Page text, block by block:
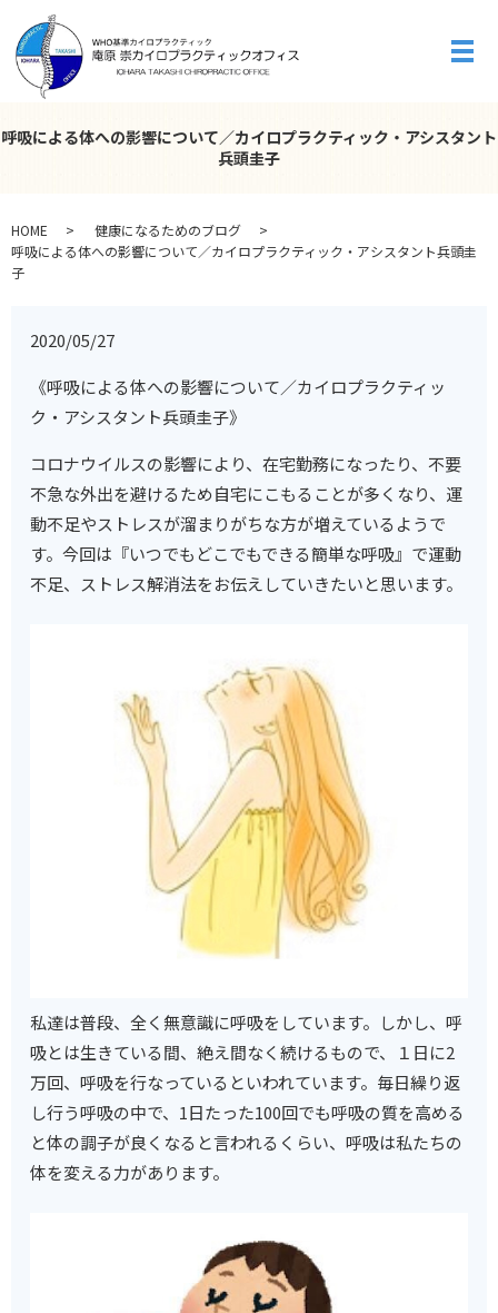
メ
呼吸による体への影響について／カイロプラクティック・アシスタント
兵頭圭子
HOME
健康になるためのブログ
呼吸による体への影響について／カイロプラクティック・アシスタント兵頭圭
子
2020/05/27
《呼吸による体への影響について／カイロプラクティッ
ク・アシスタント兵頭圭子》
コロナウイルスの影響により、在宅勤務になったり、不要
不急な外出を避けるため自宅にこもることが多くなり、運
動不足やストレスが溜まりがちな方が増えているようで
す。今回は『いつでもどこでもできる簡単な呼吸』で運動
不足、ストレス解消法をお伝えしていきたいと思います。
私達は普段、全く無意識に呼吸をしています。しかし、呼
吸とは生きている間、絶え間なく続けるもので、１日に2
万回、呼吸を行なっているといわれています。毎日繰り返
し行う呼吸の中で、1日たった100回でも呼吸の質を高める
と体の調子が良くなると言われるくらい、呼吸は私たちの
体を変える力があります。